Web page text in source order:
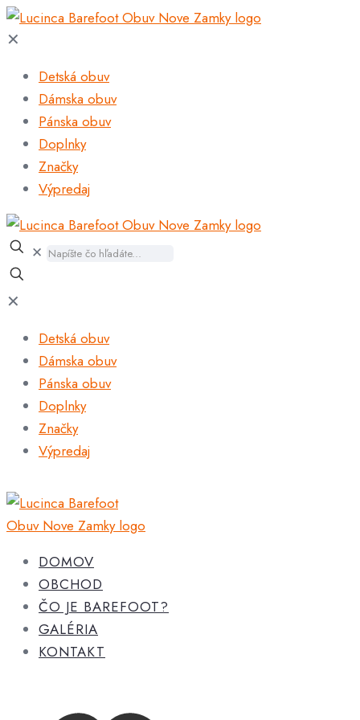
✕
Detská obuv
Dámska obuv
Pánska obuv
Doplnky
Značky
Výpredaj
✕
✕
Detská obuv
Dámska obuv
Pánska obuv
Doplnky
Značky
Výpredaj
DOMOV
OBCHOD
ČO JE BAREFOOT?
GALÉRIA
KONTAKT